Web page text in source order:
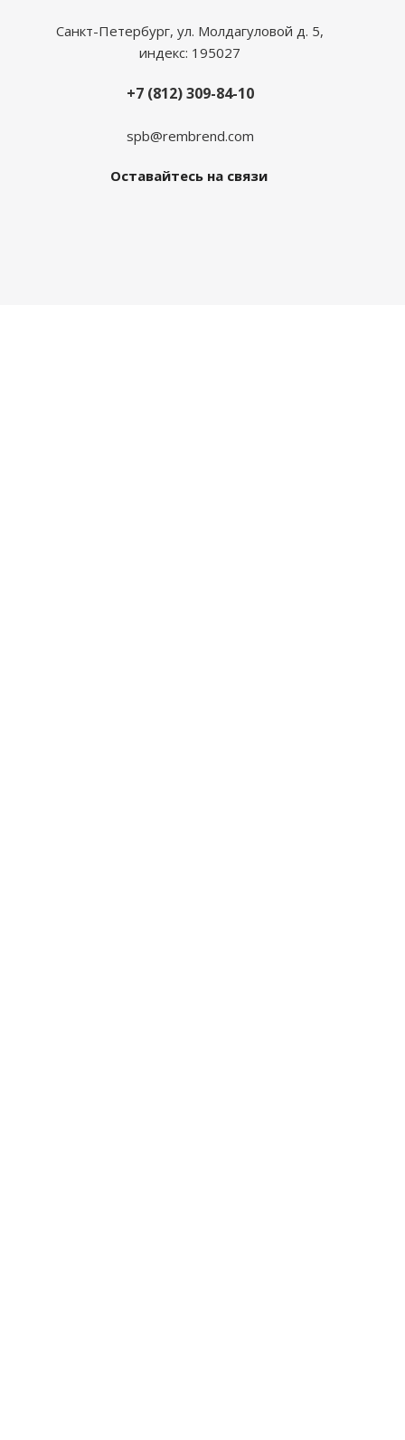
Санкт-Петербург, ул. Молдагуловой д. 5,
индекс: 195027
+7 (812) 309-84-10
spb@rembrend.com
Оставайтесь на связи